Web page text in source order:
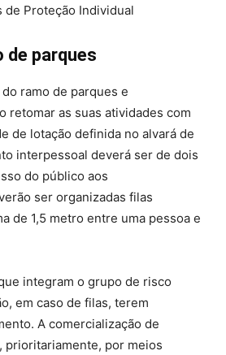
de Proteção Individual
de parques
ramo de parques e
retomar as suas atividades com
de lotação definida no alvará de
interpessoal deverá ser de dois
do público aos
ser organizadas filas
de 1,5 metro entre uma pessoa e
integram o grupo de risco
em caso de filas, terem
A comercialização de
prioritariamente, por meios